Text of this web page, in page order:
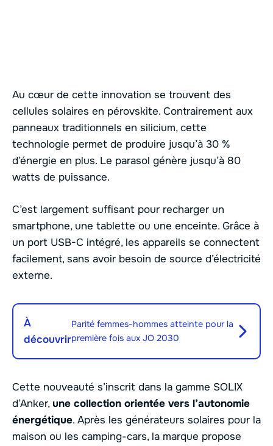
Au cœur de cette innovation se trouvent des
cellules solaires en pérovskite. Contrairement aux
panneaux traditionnels en silicium, cette
technologie permet de produire jusqu’à 30 %
d’énergie en plus. Le parasol génère jusqu’à 80
watts de puissance.
C’est largement suffisant pour recharger un
smartphone, une tablette ou une enceinte. Grâce à
un port USB-C intégré, les appareils se connectent
facilement, sans avoir besoin de source d’électricité
externe.
À
découvrir
Parité femmes-hommes atteinte pour la
première fois aux JO 2030
Cette nouveauté s’inscrit dans la gamme SOLIX
d’Anker,une collection orientée vers l’autonomie
énergétique. Après les générateurs solaires pour la
maison ou les camping-cars, la marque propose